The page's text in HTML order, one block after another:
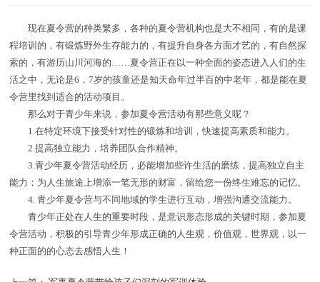
现在夏令营的种类繁多，各种的夏令营机构也是大不相同，有的是课
程培训的，有锻炼野外生存能力的，有提升自身各方面才艺的，有自然探
索的，有游历山川河海的……夏令营正在以一种全面的姿态进入人们的生
活之中，无论是6，7岁的孩童还是知天命年过半百的中老年，都是能在夏
令营里找到适合的活动项目。
那么对于青少年来说，参加夏令营活动有那些意义呢？
1.在特定环境下接受针对性的锻炼和培训，快速提高素质和能力。
2.提高独立能力，培养团队合作精神。
3.青少年夏令营活动经历，必能增加些许生活的磨练，提高独立自主
能力；为人生旅途上增添一笔无形的财富，留给您一份终生难忘的记忆。
4. 青少年夏令营与不同地域的学生进行互动，增强沟通交流能力。
青少年正处在人生的重要时段，是意识形态形成的关键时期，参加夏
令营活动，积极的引导青少年形成正确的人生观，价值观，世界观，以一
种正面的的心态去感悟人生！